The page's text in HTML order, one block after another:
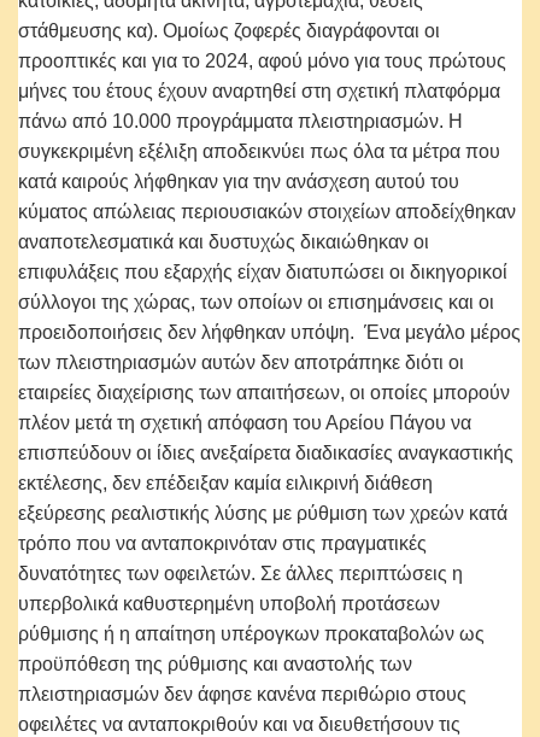
στάθμευσης κα). Ομοίως ζοφερές διαγράφονται οι
προοπτικές και για το 2024, αφού μόνο για τους πρώτους
μήνες του έτους έχουν αναρτηθεί στη σχετική πλατφόρμα
πάνω από 10.000 προγράμματα πλειστηριασμών. Η
συγκεκριμένη εξέλιξη αποδεικνύει πως όλα τα μέτρα που
κατά καιρούς λήφθηκαν για την ανάσχεση αυτού του
κύματος απώλειας περιουσιακών στοιχείων αποδείχθηκαν
αναποτελεσματικά και δυστυχώς δικαιώθηκαν οι
επιφυλάξεις που εξαρχής είχαν διατυπώσει οι δικηγορικοί
σύλλογοι της χώρας, των οποίων οι επισημάνσεις και οι
προειδοποιήσεις δεν λήφθηκαν υπόψη. Ένα μεγάλο μέρος
των πλειστηριασμών αυτών δεν αποτράπηκε διότι οι
εταιρείες διαχείρισης των απαιτήσεων, οι οποίες μπορούν
πλέον μετά τη σχετική απόφαση του Αρείου Πάγου να
επισπεύδουν οι ίδιες ανεξαίρετα διαδικασίες αναγκαστικής
εκτέλεσης, δεν επέδειξαν καμία ειλικρινή διάθεση
εξεύρεσης ρεαλιστικής λύσης με ρύθμιση των χρεών κατά
τρόπο που να ανταποκρινόταν στις πραγματικές
δυνατότητες των οφειλετών. Σε άλλες περιπτώσεις η
υπερβολικά καθυστερημένη υποβολή προτάσεων
ρύθμισης ή η απαίτηση υπέρογκων προκαταβολών ως
προϋπόθεση της ρύθμισης και αναστολής των
πλειστηριασμών δεν άφησε κανένα περιθώριο στους
οφειλέτες να ανταποκριθούν και να διευθετήσουν τις